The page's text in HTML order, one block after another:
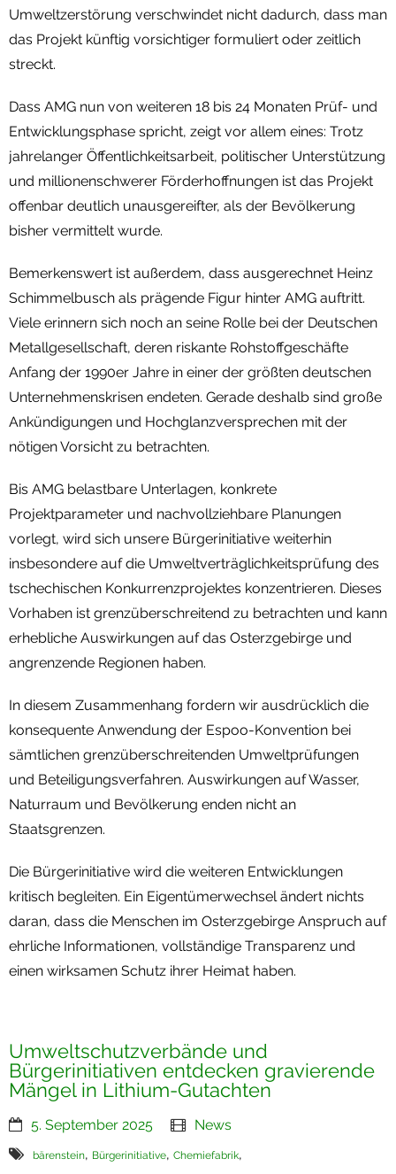
Umweltzerstörung verschwindet nicht dadurch, dass man
das Projekt künftig vorsichtiger formuliert oder zeitlich
streckt.
Dass AMG nun von weiteren 18 bis 24 Monaten Prüf- und
Entwicklungsphase spricht, zeigt vor allem eines: Trotz
jahrelanger Öffentlichkeitsarbeit, politischer Unterstützung
und millionenschwerer Förderhoffnungen ist das Projekt
offenbar deutlich unausgereifter, als der Bevölkerung
bisher vermittelt wurde.
Bemerkenswert ist außerdem, dass ausgerechnet Heinz
Schimmelbusch als prägende Figur hinter AMG auftritt.
Viele erinnern sich noch an seine Rolle bei der Deutschen
Metallgesellschaft, deren riskante Rohstoffgeschäfte
Anfang der 1990er Jahre in einer der größten deutschen
Unternehmenskrisen endeten. Gerade deshalb sind große
Ankündigungen und Hochglanzversprechen mit der
nötigen Vorsicht zu betrachten.
Bis AMG belastbare Unterlagen, konkrete
Projektparameter und nachvollziehbare Planungen
vorlegt, wird sich unsere Bürgerinitiative weiterhin
insbesondere auf die Umweltverträglichkeitsprüfung des
tschechischen Konkurrenzprojektes konzentrieren. Dieses
Vorhaben ist grenzüberschreitend zu betrachten und kann
erhebliche Auswirkungen auf das Osterzgebirge und
angrenzende Regionen haben.
In diesem Zusammenhang fordern wir ausdrücklich die
konsequente Anwendung der Espoo-Konvention bei
sämtlichen grenzüberschreitenden Umweltprüfungen
und Beteiligungsverfahren. Auswirkungen auf Wasser,
Naturraum und Bevölkerung enden nicht an
Staatsgrenzen.
Die Bürgerinitiative wird die weiteren Entwicklungen
kritisch begleiten. Ein Eigentümerwechsel ändert nichts
daran, dass die Menschen im Osterzgebirge Anspruch auf
ehrliche Informationen, vollständige Transparenz und
einen wirksamen Schutz ihrer Heimat haben.
Umweltschutzverbände und
Bürgerinitiativen entdecken gravierende
Mängel in Lithium-Gutachten
5. September 2025 News
bärenstein, Bürgerinitiative, Chemiefabrik,